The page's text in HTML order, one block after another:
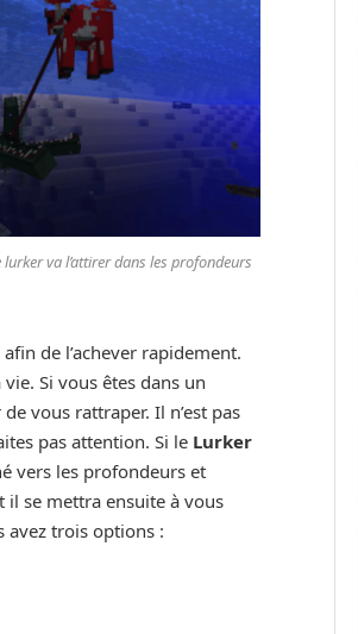
va l’attirer dans les profondeurs
de l’achever rapidement.
Si vous êtes dans un
vous rattraper. Il n’est pas
pas attention. Si le Lurker
vers les profondeurs et
se mettra ensuite à vous
avez trois options :